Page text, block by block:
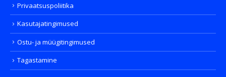
Privaatsuspoliitika
Kasutajatingimused
Ostu- ja müügitingimused
Tagastamine